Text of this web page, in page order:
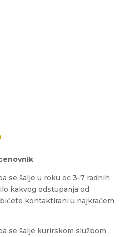
se šalje u roku od 3-7 radnih
kakvog odstupanja od
kontaktirani u najkraćem
se šalje kurirskom službom